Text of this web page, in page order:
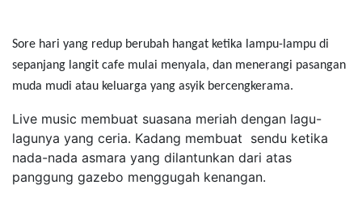
Sore hari yang redup berubah hangat ketika lampu-lampu di
sepanjang langit cafe mulai menyala, dan menerangi pasangan
muda mudi atau keluarga yang asyik bercengkerama.
Live music membuat suasana meriah dengan lagu-
lagunya yang ceria. Kadang membuat sendu ketika
nada-nada asmara yang dilantunkan dari atas
panggung gazebo menggugah kenangan.